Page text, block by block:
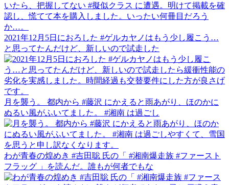
2021年12月5日におろした #ゲルカヤノはもう少し履こう…
と思ってたんだけど、新しいので試走した
月を襲う。 都内から #藤沢 にかえると雨あがり、ほのかに
ぬるい風がふいてました。 #湘南 は過ごし
わが青春の煌めき #吉田聡 氏の「 #湘南爆走族 #ファースト
フラッグ 」を読んだ。誰もが何者でもな